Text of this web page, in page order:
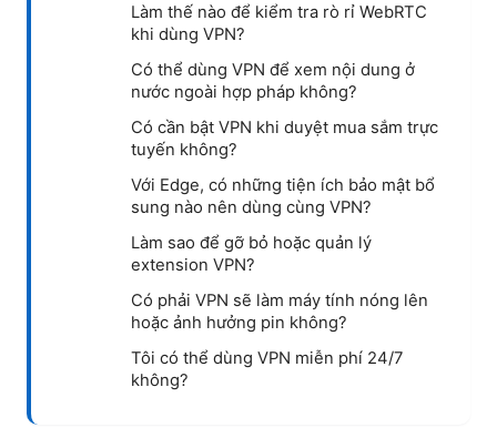
Làm thế nào để kiểm tra rò rỉ WebRTC
khi dùng VPN?
Có thể dùng VPN để xem nội dung ở
nước ngoài hợp pháp không?
Có cần bật VPN khi duyệt mua sắm trực
tuyến không?
Với Edge, có những tiện ích bảo mật bổ
sung nào nên dùng cùng VPN?
Làm sao để gỡ bỏ hoặc quản lý
extension VPN?
Có phải VPN sẽ làm máy tính nóng lên
hoặc ảnh hưởng pin không?
Tôi có thể dùng VPN miễn phí 24/7
không?